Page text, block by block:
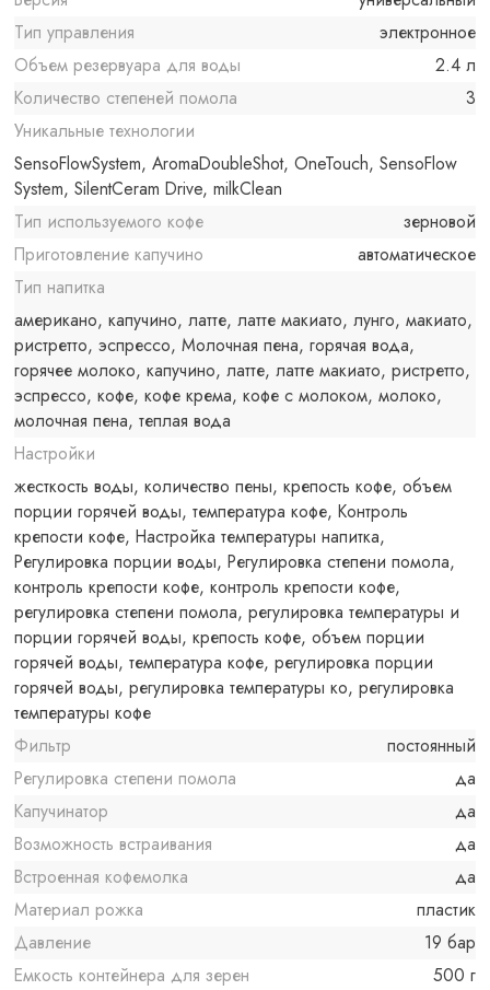
Тип управления
электронное
Объем резервуара для воды
2.4 л
Количество степеней помола
3
Уникальные технологии
SensoFlowSystem, AromaDoubleShot, OneTouch, SensoFlow
System, SilentCeram Drive, milkClean
Тип используемого кофе
зерновой
Приготовление капучино
автоматическое
Тип напитка
американо, капучино, латте, латте макиато, лунго, макиато,
ристретто, эспрессо, Молочная пена, горячая вода,
горячее молоко, капучино, латте, латте макиато, ристретто,
эспрессо, кофе, кофе крема, кофе с молоком, молоко,
молочная пена, теплая вода
Настройки
жесткость воды, количество пены, крепость кофе, объем
порции горячей воды, температура кофе, Контроль
крепости кофе, Настройка температуры напитка,
Регулировка порции воды, Регулировка степени помола,
контроль крепости кофе, контроль крепости кофе,
регулировка степени помола, регулировка температуры и
порции горячей воды, крепость кофе, объем порции
горячей воды, температура кофе, регулировка порции
горячей воды, регулировка температуры ко, регулировка
температуры кофе
Фильтр
постоянный
Регулировка степени помола
да
Капучинатор
да
Возможность встраивания
да
Встроенная кофемолка
да
Материал рожка
пластик
Давление
19 бар
Емкость контейнера для зерен
500 г